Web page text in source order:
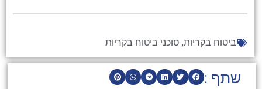
שתף :
ביטוח בקריות, סוכני ביטוח בקריות